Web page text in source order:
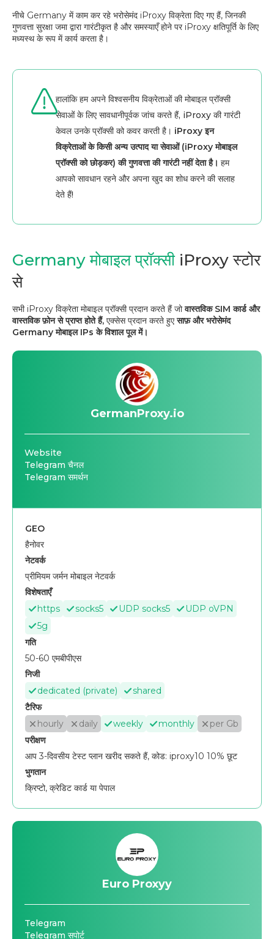
नीचे Germany में काम कर रहे भरोसेमंद iProxy विक्रेता दिए गए हैं, जिनकी
गुणवत्ता सुरक्षा जमा द्वारा गारंटीकृत है और समस्याएँ होने पर iProxy क्षतिपूर्ति के लिए
मध्यस्थ के रूप में कार्य करता है।
हालांकि हम अपने विश्वसनीय विक्रेताओं की मोबाइल प्रॉक्सी
सेवाओं के लिए सावधानीपूर्वक जांच करते हैं, iProxy की गारंटी
केवल उनके प्रॉक्सी को कवर करती है। iProxy इन
विक्रेताओं के किसी अन्य उत्पाद या सेवाओं (iProxy मोबाइल
प्रॉक्सी को छोड़कर) की गुणवत्ता की गारंटी नहीं देता है। हम
आपको सावधान रहने और अपना खुद का शोध करने की सलाह
देते हैं!
Germany मोबाइल प्रॉक्सी iProxy स्टोर
से
सभी iProxy विक्रेता मोबाइल प्रॉक्सी प्रदान करते हैं जो वास्तविक SIM कार्ड और
वास्तविक फ़ोन से प्राप्त होते हैं, एक्सेस प्रदान करते हुए साफ़ और भरोसेमंद
Germany मोबाइल IPs के विशाल पूल में।
GermanProxy.io
Website
Telegram चैनल
Telegram समर्थन
GEO
हैनोवर
नेटवर्क
प्रीमियम जर्मन मोबाइल नेटवर्क
विशेषताएँ
https
socks5 UDP socks5
UDP oVPN
5g
गति
50-60 एमबीपीएस
निजी
dedicated (private)
shared
टैरिफ
hourly
daily weekly monthly
per Gb
परीक्षण
आप 3-दिवसीय टेस्ट प्लान खरीद सकते हैं, कोड: iproxy10 10% छूट
भुगतान
क्रिप्टो, क्रेडिट कार्ड या पेपाल
Euro Proxyy
Telegram
Telegram सपोर्ट